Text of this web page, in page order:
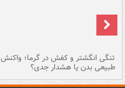
تنگی انگشتر و کفش در گرما؛ واکنش
طبیعی بدن یا هشدار جدی؟